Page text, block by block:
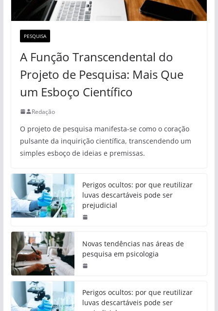
PESQUISA
A Função Transcendental do
Projeto de Pesquisa: Mais Que
um Esboço Científico
Redação
O projeto de pesquisa manifesta-se como o coração
pulsante da inquirição científica, transcendendo um
simples esboço de ideias e premissas.
Perigos ocultos: por que reutilizar
luvas descartáveis pode ser
prejudicial
Novas tendências nas áreas de
pesquisa em psicologia
Perigos ocultos: por que reutilizar
luvas descartáveis pode ser